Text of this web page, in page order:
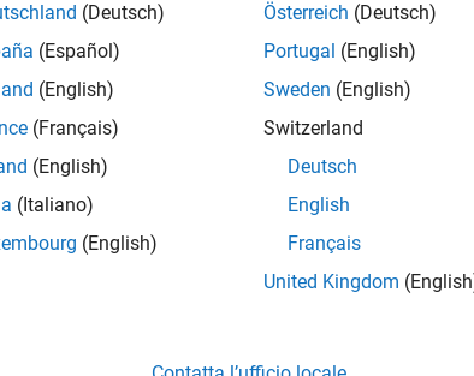
(Deutsch)
(Español)
(English)
(Français)
(English)
(Italiano)
(English)
Österreich (Deutsch)
Portugal (English)
Sweden (English)
Switzerland
Deutsch
English
Français
United Kingdom